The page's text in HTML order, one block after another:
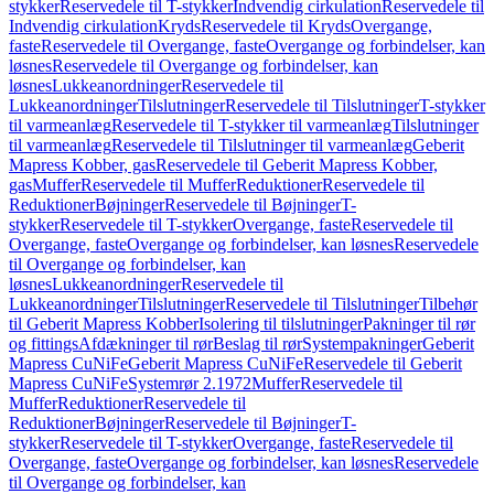
stykkerReservedele til T-stykkerIndvendig cirkulationReservedele til
Indvendig cirkulationKrydsReservedele til KrydsOvergange,
fasteReservedele til Overgange, fasteOvergange og forbindelser, kan
løsnesReservedele til Overgange og forbindelser, kan
løsnesLukkeanordningerReservedele til
LukkeanordningerTilslutningerReservedele til TilslutningerT-stykker
til varmeanlægReservedele til T-stykker til varmeanlægTilslutninger
til varmeanlægReservedele til Tilslutninger til varmeanlægGeberit
Mapress Kobber, gasReservedele til Geberit Mapress Kobber,
gasMufferReservedele til MufferReduktionerReservedele til
ReduktionerBøjningerReservedele til BøjningerT-
stykkerReservedele til T-stykkerOvergange, fasteReservedele til
Overgange, fasteOvergange og forbindelser, kan løsnesReservedele
til Overgange og forbindelser, kan
løsnesLukkeanordningerReservedele til
LukkeanordningerTilslutningerReservedele til TilslutningerTilbehør
til Geberit Mapress KobberIsolering til tilslutningerPakninger til rør
og fittingsAfdækninger til rørBeslag til rørSystempakningerGeberit
Mapress CuNiFeGeberit Mapress CuNiFeReservedele til Geberit
Mapress CuNiFeSystemrør 2.1972MufferReservedele til
MufferReduktionerReservedele til
ReduktionerBøjningerReservedele til BøjningerT-
stykkerReservedele til T-stykkerOvergange, fasteReservedele til
Overgange, fasteOvergange og forbindelser, kan løsnesReservedele
til Overgange og forbindelser, kan